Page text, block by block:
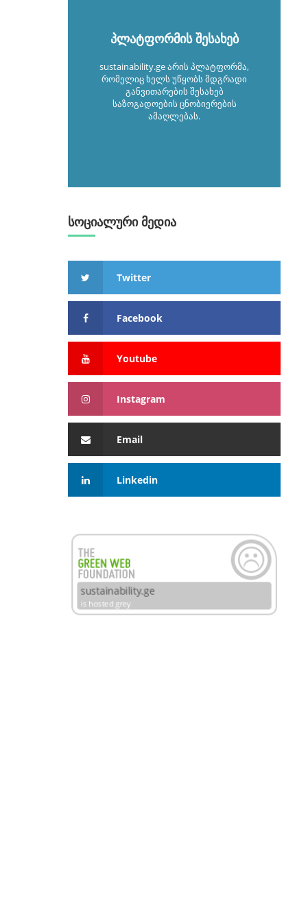
პლატფორმის შესახებ
sustainability.ge არის პლატფორმა,
რომელიც ხელს უწყობს მდგრადი
განვითარების შესახებ
საზოგადოების ცნობიერების
ამაღლებას.
სოციალური მედია
Twitter
Facebook
Youtube
Instagram
Email
Linkedin